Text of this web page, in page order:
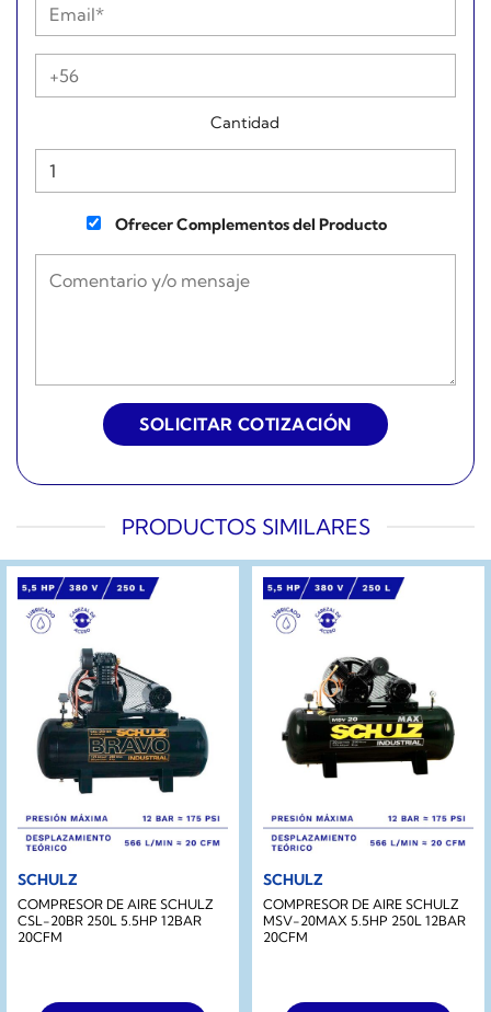
Cantidad
Ofrecer Complementos del Producto
PRODUCTOS SIMILARES
SCHULZ
COMPRESOR DE AIRE SCHULZ
CSL-20BR 250L 5.5HP 12BAR
20CFM
SCHULZ
COMPRESOR DE AIRE SCHULZ
MSV-20MAX 5.5HP 250L 12BAR
20CFM